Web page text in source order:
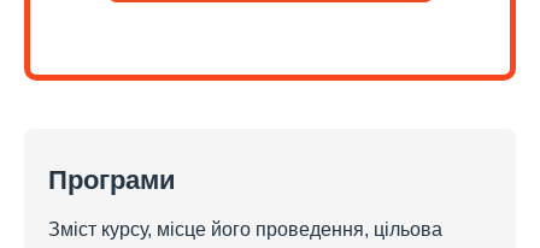
Програми
Зміст курсу, місце його проведення, цільова